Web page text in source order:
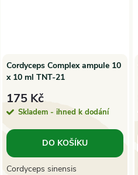
Cordyceps Complex ampule 10
x 10 ml TNT-21
175 Kč
Skladem - ihned k dodání
DO KOŠÍKU
Cordyceps sinensis